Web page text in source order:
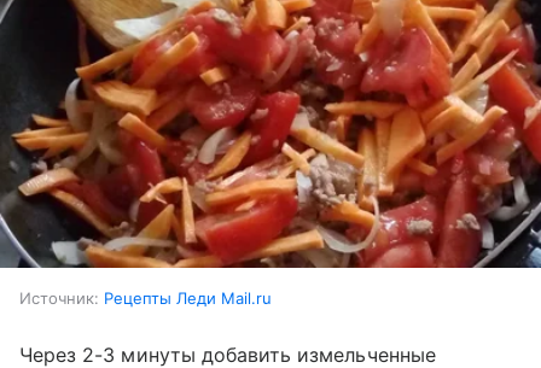
Источник: Рецепты Леди Mail.ru
Через 2-3 минуты добавить измельченные